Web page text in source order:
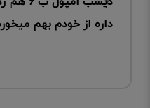
داره از خودم بهم